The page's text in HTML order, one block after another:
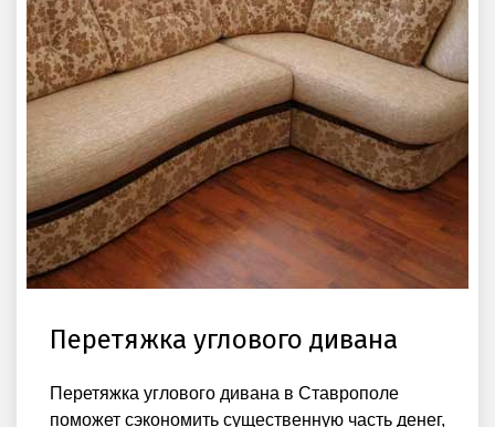
Перетяжка углового дивана
Перетяжка углового дивана в Ставрополе
поможет сэкономить существенную часть денег,